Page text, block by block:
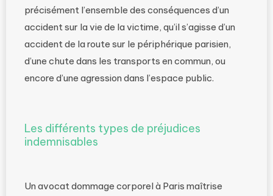
précisément l’ensemble des conséquences d’un
accident sur la vie de la victime, qu’il s’agisse d’un
accident de la route sur le périphérique parisien,
d’une chute dans les transports en commun, ou
encore d’une agression dans l’espace public.
Les différents types de préjudices
indemnisables
Un avocat dommage corporel à Paris maîtrise